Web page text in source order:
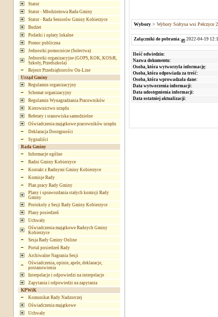
Statut
Statut - Młodzieżowa Rada Gminy
Statut - Rada Seniorów Gminy Kobierzyce
Budżet
Podatki i opłaty lokalne
Pomoc publiczna
Jednostki pomocnicze (Sołectwa)
Jednostki organizacyjne (GOPS, KOK, KOSiR,
Szkoły, Przedszkola)
Rejestr Przedsiębiorców On-Line
Urząd Gminy
Regulamin organizacyjny
Schemat organizacyjny
Regulamin Wynagradzania Pracowników
Kierownictwo urzędu
Referaty i stanowiska samodzielne
Oświadczenia majątkowe pracowników urzędu
Deklaracja Dostępności
Sygnaliści
Rada Gminy
Informacje ogólne
Radni Gminy Kobierzyce
Kontakt z Radnymi Gminy Kobierzyce
Komisje Rady
Plan pracy Rady Gminy
Plany i sprawozdania stałych komisji Rady
Gminy
Protokoły z Sesji Rady Gminy Kobierzyce
Plany posiedzeń
Uchwały
Oświadczenia majątkowe Radnych Gminy
Kobierzyce
Sesja Rady Gminy Online
Portal posiedzeń Rady
Archiwalne Nagrania Sesji
Oświadczenia, opinie, apele, deklaracje,
postanowienia
Interpelacje i odpowiedzi na interpelacje
Zapytania i odpowiedzi na zapytania
KPWiK
Komunikat Rady Nadzorczej
Oświadczenia majątkowe
Uchwały
Wybory> Wybory Sołtysa wsi Pełczyce
Załączniki do pobrania: 2022-04-19
Ilość odwiedzin:
Nazwa dokumentu:
Osoba, która wytworzyła informację:
Osoba, która odpowiada za treść:
Osoba, która wprowadzała dane:
Data wytworzenia informacji:
Data udostępnienia informacji:
Data ostatniej aktualizacji: